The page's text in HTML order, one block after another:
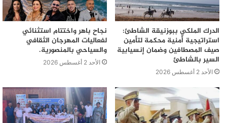
الدرك الملكي ببوزنيقة الشاطئ:
استراتيجية أمنية محكمة لتأمين
صيف المصطافين وضمان إنسيابية
السير بالشاطئ
الأحد 2 أغسطس 2026
نجاح باهر واختتام استثنائي
لفعاليات المهرجان الثقافي
والسياحي بالمنصورية.
الأحد 2 أغسطس 2026